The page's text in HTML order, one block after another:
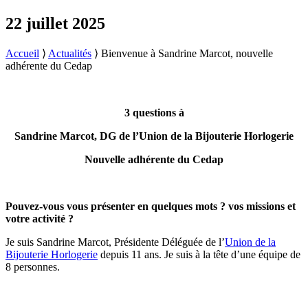
22 juillet 2025
Accueil ⟩ Actualités ⟩ Bienvenue à Sandrine Marcot, nouvelle
adhérente du Cedap
3 questions à
Sandrine Marcot, DG de l’Union de la Bijouterie Horlogerie
Nouvelle adhérente du Cedap
Pouvez-vous vous présenter en quelques mots ? vos missions et
votre activité ?
Je suis Sandrine Marcot, Présidente Déléguée de l’Union de la
Bijouterie Horlogerie depuis 11 ans. Je suis à la tête d’une équipe de
8 personnes.